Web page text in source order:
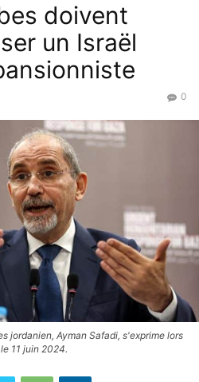
doivent
un Israël
0
jordanien, Ayman Safadi, s'exprime lors
11 juin 2024.